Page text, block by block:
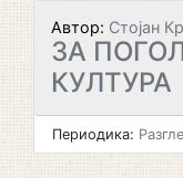
Автор: Стојан
ЗА
КУЛТУРА
Периодика: